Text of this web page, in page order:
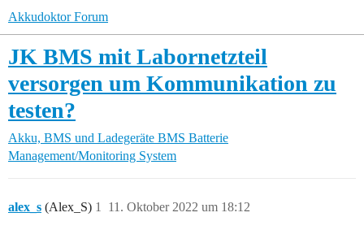
Akkudoktor Forum
JK BMS mit Labornetzteil
versorgen um Kommunikation zu
testen?
Akku, BMS und Ladegeräte BMS Batterie
Management/Monitoring System
alex_s (Alex_S) 11. Oktober 2022 um 18:12
1